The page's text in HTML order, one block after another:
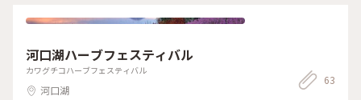
河口湖ハーブフェスティバル
カワグチコハーブフェスティバル
河口湖
63